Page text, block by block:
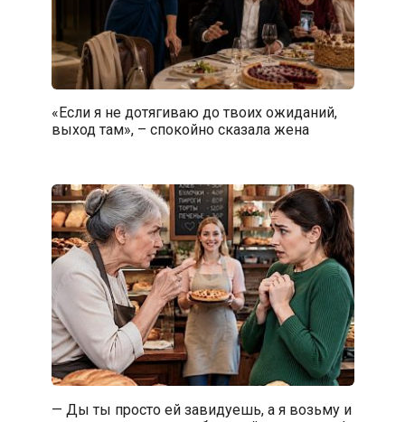
«Если я не дотягиваю до твоих ожиданий,
выход там», – спокойно сказала жена
— Ды ты просто ей завидуешь, а я возьму и